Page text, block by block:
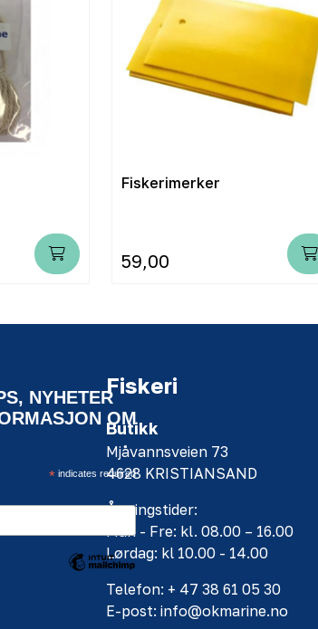
Fiskerimerker
59,00
NYHETER
OM
*indicates required
Fiskeri
Butikk
Mjåvannsveien 73
4628 KRISTIANSAND
Åpningstider:
Man - Fre: kl. 08.00 – 16.00
Lørdag: kl 10.00 - 14.00
Telefon: + 47 38 61 05 30
E-post: info@okmarine.no